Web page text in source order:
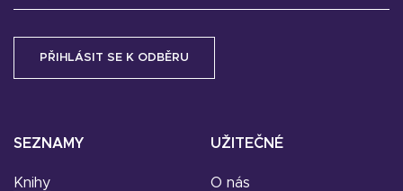
SEZNAMY
Knihy
UŽITEČNÉ
O nás